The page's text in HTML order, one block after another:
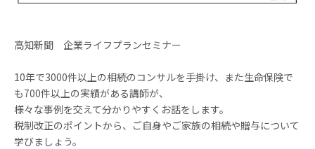
高知新聞 企業ライフプランセミナー
10年で3000件以上の相続のコンサルを手掛け、また生命保険で
も700件以上の実績がある講師が、
様々な事例を交えて分かりやすくお話をします。
税制改正のポイントから、ご自身やご家族の相続や贈与について
学びましょう。